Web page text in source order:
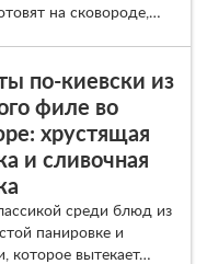
на сковороде,…
по-киевски из
филе во
хрустящая
и сливочная
среди блюд из
панировке и
которое вытекает…